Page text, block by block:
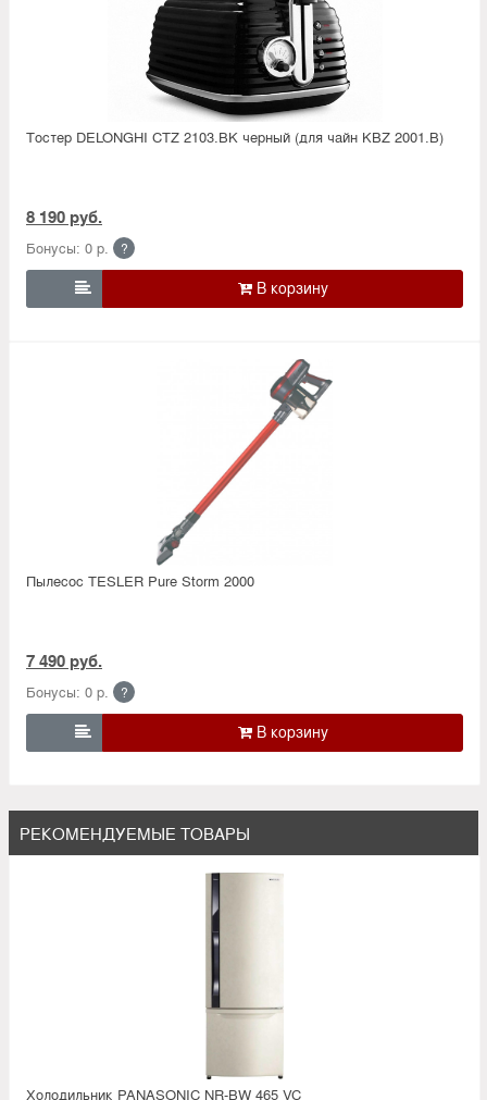
Тостер DELONGHI CTZ 2103.BK черный (для чайн KBZ 2001.B)
8 190 руб.
Бонусы: 0 р. ?

Пылесос TESLER Pure Storm 2000
7 490 руб.
Бонусы: 0 р. ?

РЕКОМЕНДУЕМЫЕ ТОВАРЫ
Холодильник PANASONIC NR-BW 465 VC